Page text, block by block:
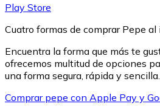
Play Store
Cuatro formas de comprar Pepe
Encuentra la forma que más te
ofrecemos multitud de opciones
una forma segura, rápida y sencilla.
Comprar pepe con Apple Pay y